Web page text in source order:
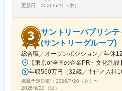
更新日： 2026/6/11（木）
サントリーパブリシ
(サントリーグループ)
総合職／オープンポジション／年休
掲載予定期間： 2026/7/20（月） 〜
2026/9/20（日）